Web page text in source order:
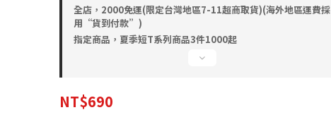
全店，2000免運(限定台灣地區7-11超商取貨)(海外地區運費採
用“貨到付款”)
指定商品，夏季短T系列商品3件1000起
NT$690